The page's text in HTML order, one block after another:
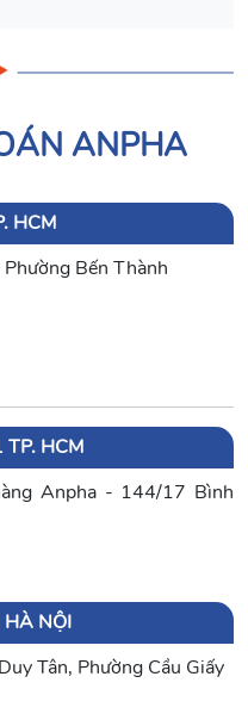
ANPHA
HCM
Bến Thành
HCM
Anpha - 144/17 Bình
NỘI
Tân, Phường Cầu Giấy